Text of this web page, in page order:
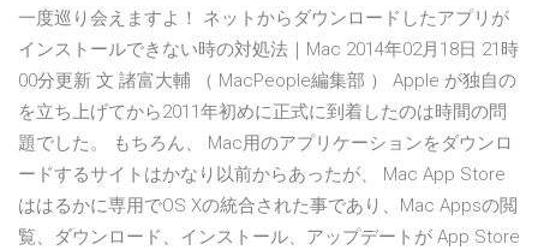
一度巡り会えますよ！ ネットからダウンロードしたアプリが
インストールできない時の対処法｜Mac 2014年02月18日 21時
00分更新 文 諸富大輔 （ MacPeople編集部 ） Apple が独自の
を立ち上げてから2011年初めに正式に到着したのは時間の問
題でした。 もちろん、 Mac用のアプリケーションをダウンロ
ードするサイトはかなり以前からあったが、 Mac App Store
ははるかに専用でOS Xの統合された事であり、Mac Appsの閲
覧、ダウンロード、インストール、アップデートが App Store